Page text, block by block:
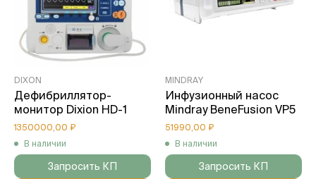
DIXON
Дефибриллятор-
монитор Dixion HD-1
1350000,00 ₽
В наличии
Запросить КП
MINDRAY
Инфузионный насос
Mindray BeneFusion VP5
51990,00 ₽
В наличии
Запросить КП